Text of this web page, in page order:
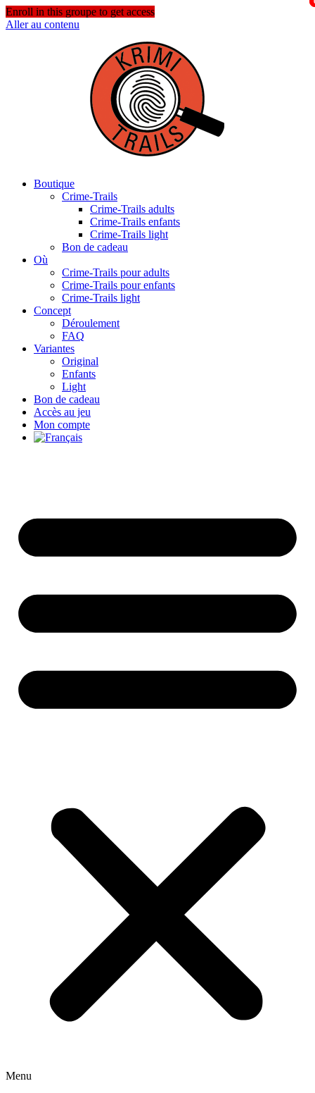
Enroll in this groupe to get access
Aller au contenu
Boutique
Crime-Trails
Crime-Trails adults
Crime-Trails enfants
Crime-Trails light
Bon de cadeau
Où
Crime-Trails pour adults
Crime-Trails pour enfants
Crime-Trails light
Concept
Déroulement
FAQ
Variantes
Original
Enfants
Light
Bon de cadeau
Accès au jeu
Mon compte
Menu